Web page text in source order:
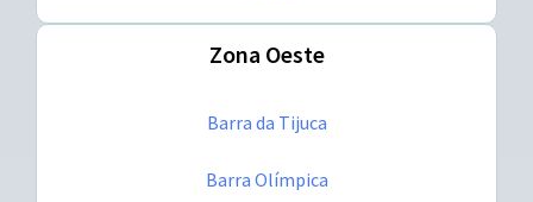
Zona Oeste
Barra da Tijuca
Barra Olímpica